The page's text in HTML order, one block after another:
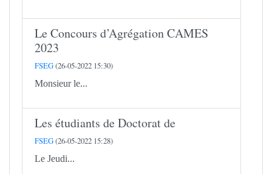
Le Concours d’Agrégation CAMES
2023
FSEG(26-05-2022 15:30)
Monsieur le...
Les étudiants de Doctorat de
FSEG(26-05-2022 15:28)
Le Jeudi...